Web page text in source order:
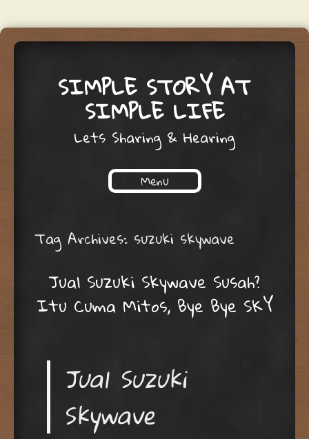
SIMPLE STORY AT
SIMPLE LIFE
Lets Sharing & Hearing
Menu
Tag Archives: suzuki skywave
Jual Suzuki Skywave Susah?
Itu Cuma Mitos, Bye Bye SKY
Jual Suzuki
Skywave